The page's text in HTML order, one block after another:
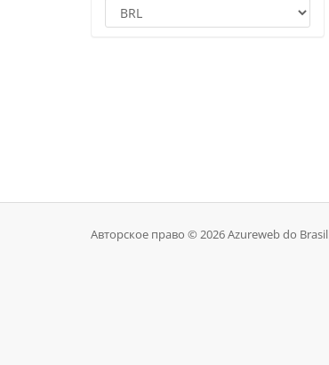
Авторское право © 2026 Azureweb do